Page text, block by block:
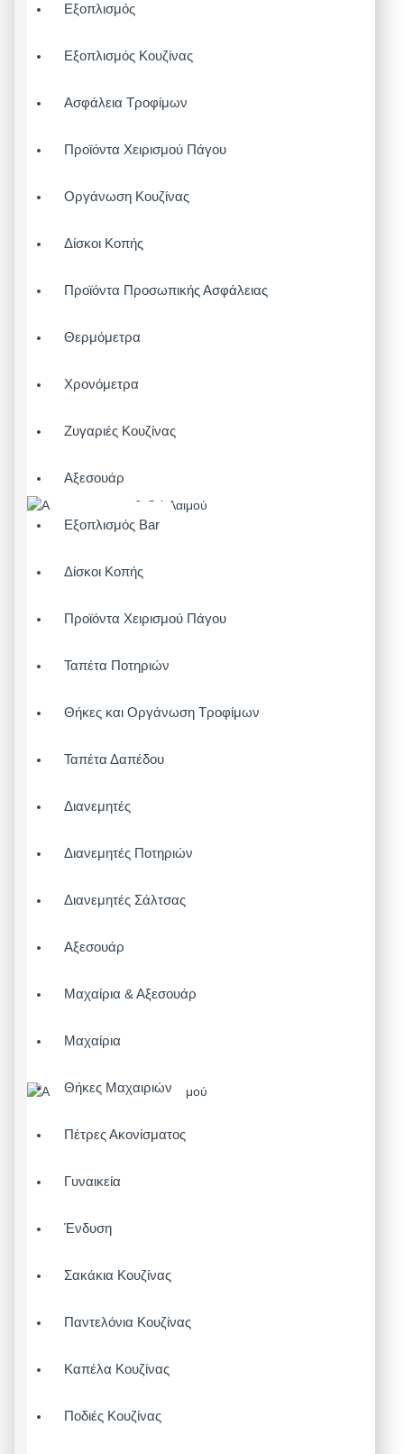
Εξοπλισμός
Εξοπλισμός Κουζίνας
Ασφάλεια Τροφίμων
Προϊόντα Χειρισμού Πάγου
Οργάνωση Κουζίνας
Δίσκοι Κοπής
Προϊόντα Προσωπικής Ασφάλειας
Θερμόμετρα
Χρονόμετρα
Ζυγαριές Κουζίνας
Αξεσουάρ
Εξοπλισμός Bar
Δίσκοι Κοπής
Προϊόντα Χειρισμού Πάγου
Ταπέτα Ποτηριών
Θήκες και Οργάνωση Τροφίμων
Ταπέτα Δαπέδου
Διανεμητές
Διανεμητές Ποτηριών
Διανεμητές Σάλτσας
Αξεσουάρ
Μαχαίρια & Αξεσουάρ
Μαχαίρια
Θήκες Μαχαιριών
Πέτρες Ακονίσματος
Γυναικεία
Ένδυση
Σακάκια Κουζίνας
Παντελόνια Κουζίνας
Καπέλα Κουζίνας
Ποδιές Κουζίνας